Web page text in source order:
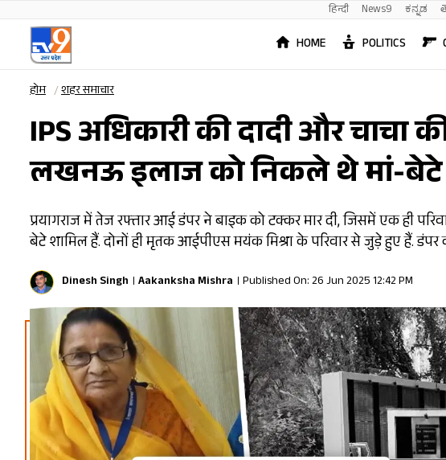
हिन्दी News9 ಕನ್ನಡ
HOME POLITICS
होम शहर समाचार
IPS अधिकारी की दादी और चाचा
लखनऊ इलाज को निकले थे मां-बेटे
प्रयागराज में तेज रफ्तार आई डंपर ने बाइक को टक्कर मार दी, जिसमें एक ही
बेटे शामिल हैं. दोनों ही मृतक आईपीएस मयंक मिश्रा के परिवार से जुड़े हुए हैं. डंपर
Dinesh Singh Aakanksha Mishra Published On: 26 Jun 2025 12:42 PM